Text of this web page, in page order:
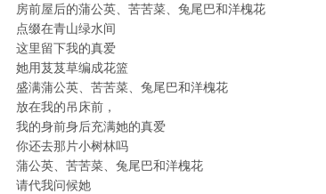
房前屋后的蒲公英、苦苦菜、兔尾巴和洋槐花
点缀在青山绿水间
这里留下我的真爱
她用芨芨草编成花篮
盛满蒲公英、苦苦菜、兔尾巴和洋槐花
放在我的吊床前，
我的身前身后充满她的真爱
你还去那片小树林吗
蒲公英、苦苦菜、兔尾巴和洋槐花
请代我问候她